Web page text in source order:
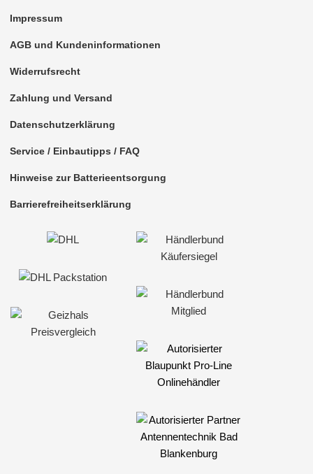
Impressum
AGB und Kundeninformationen
Widerrufsrecht
Zahlung und Versand
Datenschutzerklärung
Service / Einbautipps / FAQ
Hinweise zur Batterieentsorgung
Barrierefreiheitserklärung